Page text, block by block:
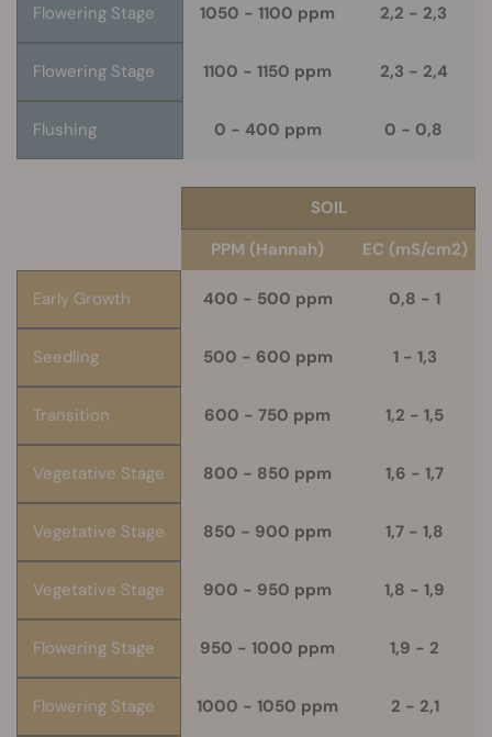
Flowering Stage 1050 - 1100 ppm 2,2 - 2,3
Flowering Stage 1100 - 1150 ppm 2,3 - 2,4
Flushing 0 - 400 ppm 0 - 0,8
SOIL
PPM (Hannah)
EC (mS/cm2)
Early Growth 400 - 500 ppm 0,8 - 1
Seedling 500 - 600 ppm 1 - 1,3
Transition 600 - 750 ppm 1,2 - 1,5
Vegetative Stage 800 - 850 ppm 1,6 - 1,7
Vegetative Stage 850 - 900 ppm 1,7 - 1,8
Vegetative Stage 900 - 950 ppm 1,8 - 1,9
Flowering Stage 950 - 1000 ppm 1,9 - 2
Flowering Stage 1000 - 1050 ppm 2 - 2,1